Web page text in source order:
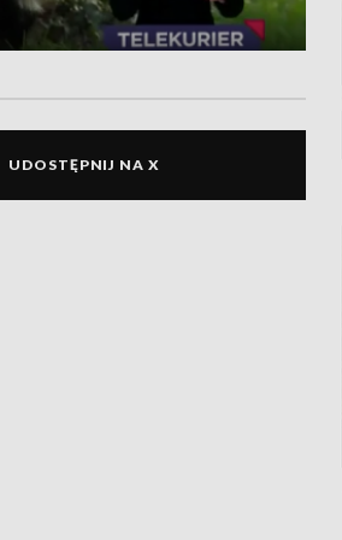
UDOSTĘPNIJ NA X